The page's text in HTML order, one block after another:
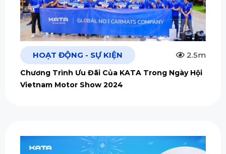
HOẠT ĐỘNG - SỰ KIỆN 2.5m
Chương Trình Ưu Đãi Của KATA Trong Ngày Hội
Vietnam Motor Show 2024